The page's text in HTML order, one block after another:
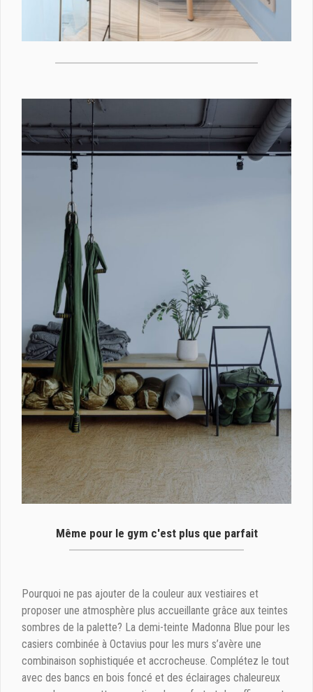
Même pour le gym c'est plus que parfait
Pourquoi ne pas ajouter de la couleur aux vestiaires et
proposer une atmosphère plus accueillante grâce aux teintes
sombres de la palette? La demi-teinte Madonna Blue pour les
casiers combinée à Octavius pour les murs s’avère une
combinaison sophistiquée et accrocheuse. Complétez le tout
avec des bancs en bois foncé et des éclairages chaleureux